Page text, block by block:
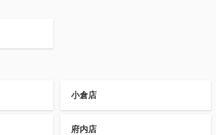
小倉店
府内店